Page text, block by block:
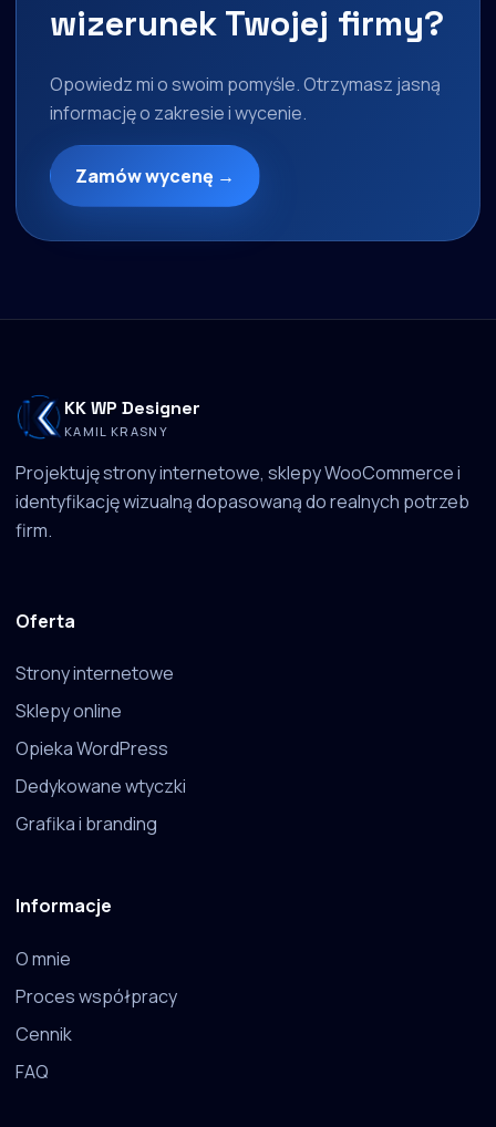
wizerunek Twojej firmy?
Opowiedz mi o swoim pomyśle. Otrzymasz jasną
informację o zakresie i wycenie.
Zamów wycenę →
KK WP Designer
KAMIL KRASNY
Projektuję strony internetowe, sklepy WooCommerce i
identyfikację wizualną dopasowaną do realnych potrzeb
firm.
Oferta
Strony internetowe
Sklepy online
Opieka WordPress
Dedykowane wtyczki
Grafika i branding
Informacje
O mnie
Proces współpracy
Cennik
FAQ